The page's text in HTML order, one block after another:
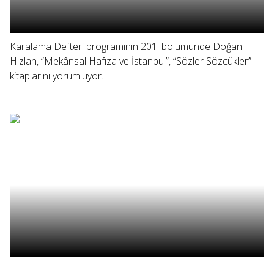
Karalama Defteri programının 201. bölümünde Doğan
Hızlan, “Mekânsal Hafıza ve İstanbul”, “Sözler Sözcükler”
kitaplarını yorumluyor.